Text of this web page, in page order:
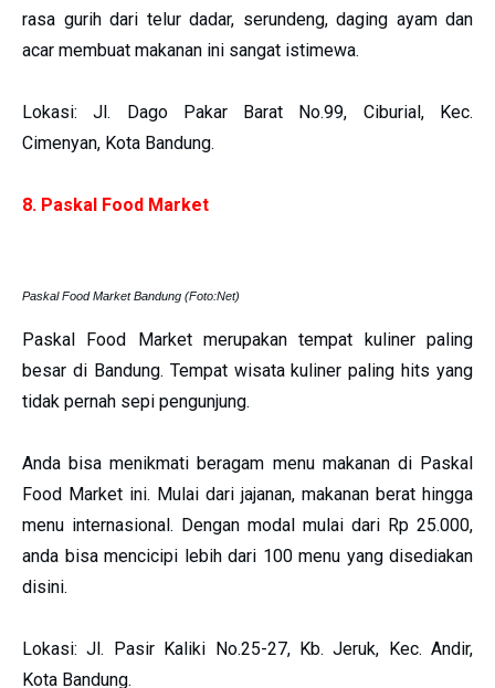
rasa gurih dari telur dadar, serundeng, daging ayam dan
acar membuat makanan ini sangat istimewa.
Lokasi: Jl. Dago Pakar Barat No.99, Ciburial, Kec.
Cimenyan, Kota Bandung.
8. Paskal Food Market
Paskal Food Market Bandung (Foto:Net)
Paskal Food Market merupakan tempat kuliner paling
besar di Bandung. Tempat wisata kuliner paling hits yang
tidak pernah sepi pengunjung.
Anda bisa menikmati beragam menu makanan di Paskal
Food Market ini. Mulai dari jajanan, makanan berat hingga
menu internasional. Dengan modal mulai dari Rp 25.000,
anda bisa mencicipi lebih dari 100 menu yang disediakan
disini.
Lokasi: Jl. Pasir Kaliki No.25-27, Kb. Jeruk, Kec. Andir,
Kota Bandung.